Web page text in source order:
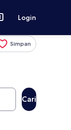
Login
Simpan
Cari